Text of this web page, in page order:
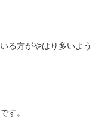
る方がやはり多いよう
す。